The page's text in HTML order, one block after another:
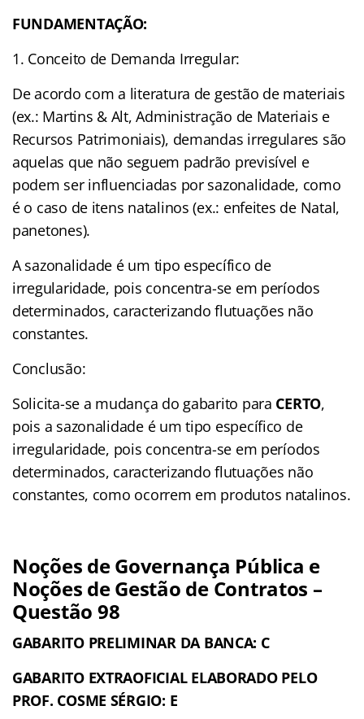
FUNDAMENTAÇÃO:
1. Conceito de Demanda Irregular:
De acordo com a literatura de gestão de materiais
(ex.: Martins & Alt, Administração de Materiais e
Recursos Patrimoniais), demandas irregulares são
aquelas que não seguem padrão previsível e
podem ser influenciadas por sazonalidade, como
é o caso de itens natalinos (ex.: enfeites de Natal,
panetones).
A sazonalidade é um tipo específico de
irregularidade, pois concentra-se em períodos
determinados, caracterizando flutuações não
constantes.
Conclusão:
Solicita-se a mudança do gabarito para CERTO,
pois a sazonalidade é um tipo específico de
irregularidade, pois concentra-se em períodos
determinados, caracterizando flutuações não
constantes, como ocorrem em produtos natalinos.
Noções de Governança Pública e
Noções de Gestão de Contratos –
Questão 98
GABARITO PRELIMINAR DA BANCA: C
GABARITO EXTRAOFICIAL ELABORADO PELO
PROF. COSME SÉRGIO: E